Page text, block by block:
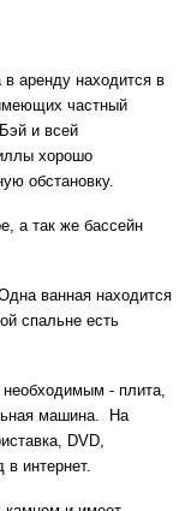
аренду находится в
частный
и всей
хорошо
обстановку.
а так же бассейн
ванная находится
спальне есть
- плита,
машина. На
DVD,
интернет.